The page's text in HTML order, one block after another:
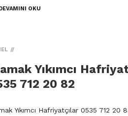
OKU
Yıkımcı
712 20 82
Yıkımcı Hafriyatçılar 0535 712 20